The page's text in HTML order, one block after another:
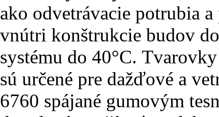
ako odvetrávacie potrubia
vnútri konštrukcie budov
systému do 40°C.
sú určené pre dažďové a
6760 spájané gumovým